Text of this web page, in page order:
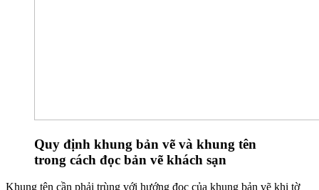
Quy định khung bản vẽ và khung tên
trong cách đọc bản vẽ khách sạn
Khung tên cần phải trùng với hướng đọc của khung bản vẽ khi tờ